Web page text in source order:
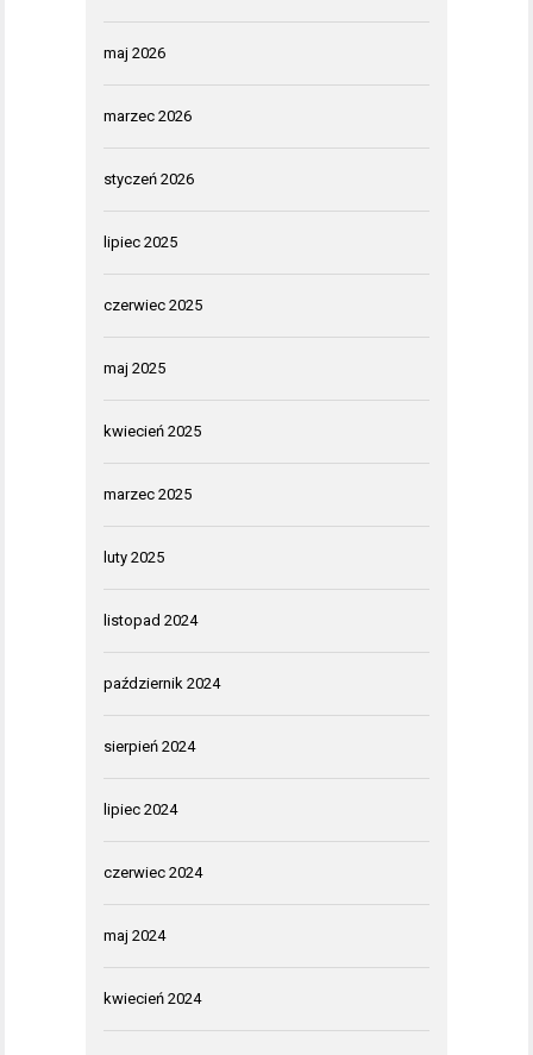
maj 2026
marzec 2026
styczeń 2026
lipiec 2025
czerwiec 2025
maj 2025
kwiecień 2025
marzec 2025
luty 2025
listopad 2024
październik 2024
sierpień 2024
lipiec 2024
czerwiec 2024
maj 2024
kwiecień 2024